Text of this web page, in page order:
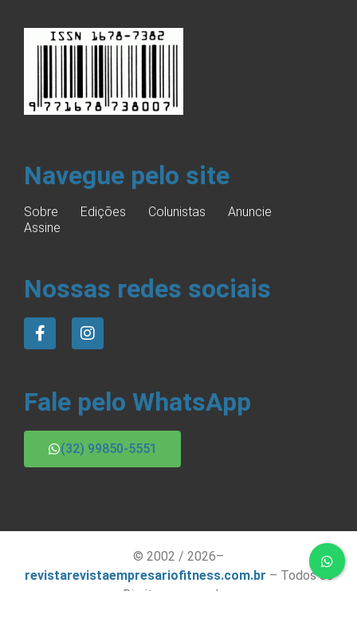
Navegue pelo site
Sobre Edições Colunistas
Anuncie
Assine
Nossas redes sociais
Fale pelo WhatsApp
(32) 99850-5551
© 2002 / 2026–
revistarevistaempresariofitness.com.br – Todos os
Direitos reservados.